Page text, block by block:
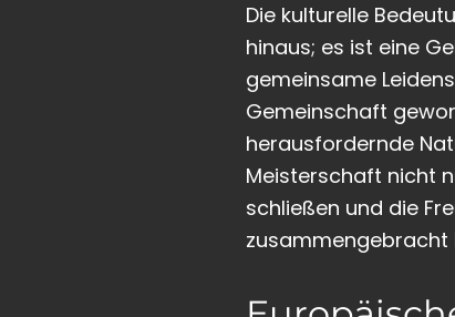
Die kulturelle
hinaus; es ist eine
gemeinsame
Gemeinschaft
herausfordernde
Meisterschaft nicht
schließen und die
zusammengebracht